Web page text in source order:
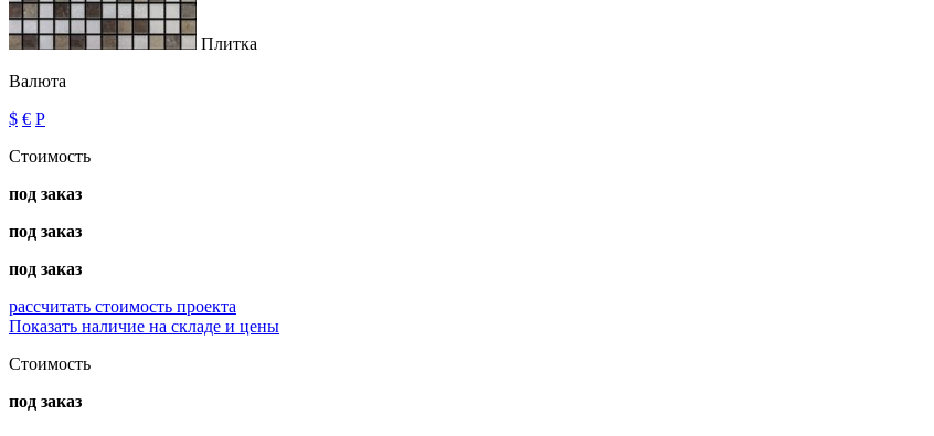
Плитка
Валюта
$ € Р
Стоимость
под заказ
под заказ
под заказ
рассчитать стоимость проекта
Показать наличие на складе и цены
Стоимость
под заказ